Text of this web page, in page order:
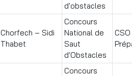
d'obstacles
Chorfech – Sidi
Thabet
Concours
National de
Saut
d'Obstacles
CSO
Concours